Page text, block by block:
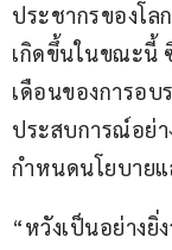
ประชากรของโ
เกิดขึ้นในขณะนี้
เดือนของการอบ
ประสบการณ์อย่
กำหนดนโยบายแ
“หวังเป็นอย่างยิ่